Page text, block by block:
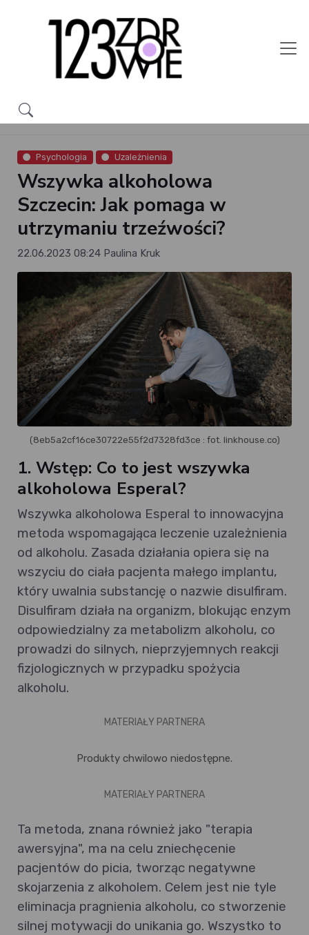
Psychologia Uzależnienia
Wszywka alkoholowa
Szczecin: Jak pomaga w
utrzymaniu trzeźwości?
22.06.2023 08:24 Paulina Kruk
(8eb5a2cf16ce30722e55f2d7328fd3ce : fot. linkhouse.co)
1. Wstęp: Co to jest wszywka
alkoholowa Esperal?
Wszywka alkoholowa Esperal to innowacyjna
metoda wspomagająca leczenie uzależnienia
od alkoholu. Zasada działania opiera się na
wszyciu do ciała pacjenta małego implantu,
który uwalnia substancję o nazwie disulfiram.
Disulfiram działa na organizm, blokując enzym
odpowiedzialny za metabolizm alkoholu, co
prowadzi do silnych, nieprzyjemnych reakcji
fizjologicznych w przypadku spożycia
alkoholu.
MATERIAŁY PARTNERA
Produkty chwilowo niedostępne.
MATERIAŁY PARTNERA
Ta metoda, znana również jako "terapia
awersyjna", ma na celu zniechęcenie
pacjentów do picia, tworząc negatywne
skojarzenia z alkoholem. Celem jest nie tyle
eliminacja pragnienia alkoholu, co stworzenie
silnej motywacji do unikania go. Wszystko to